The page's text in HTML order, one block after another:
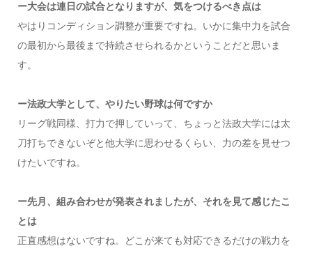
ー大会は連日の試合となりますが、気をつけるべき点は
やはりコンディション調整が重要ですね。いかに集中力を試合
の最初から最後まで持続させられるかということだと思いま
す。
ー法政大学として、やりたい野球は何ですか
リーグ戦同様、打力で押していって、ちょっと法政大学には太
刀打ちできないぞと他大学に思わせるくらい、力の差を見せつ
けたいですね。
ー先月、組み合わせが発表されましたが、それを見て感じたこ
とは
正直感想はないですね。どこが来ても対応できるだけの戦力を